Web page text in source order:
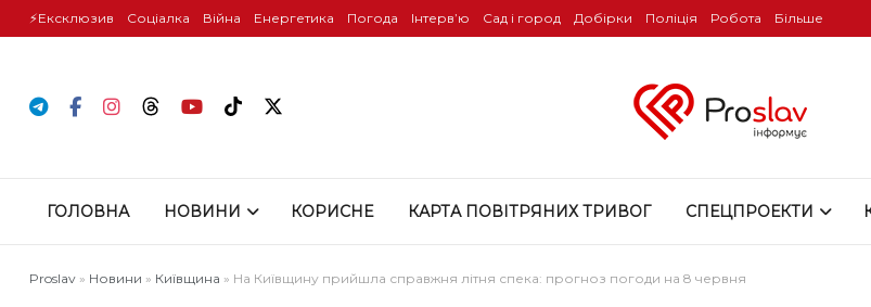
⚡️Ексклюзив Соціалка Війна Енергетика Погода Інтервʼю Сад і город Добірки Поліція Робота Більше
ГОЛОВНА НОВИНИ КОРИСНЕ КАРТА ПОВІТРЯНИХ ТРИВОГ СПЕЦПРОЕКТИ
Proslav » Новини » Київщина » На Київщину прийшла справжня літня спека: прогноз погоди на 8 червня